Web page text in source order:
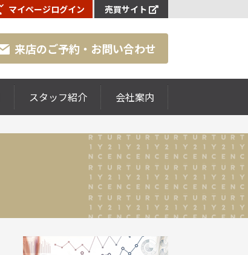
マイページログイン 売買サイト
来店のご予約・お問い合わせ
スタッフ紹介 会社案内